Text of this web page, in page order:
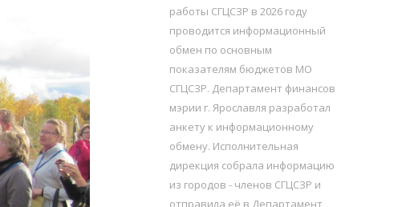
работы СГЦСЗР в 2026 году
проводится информационный
обмен по основным
показателям бюджетов МО
СГЦСЗР. Департамент финансов
мэрии г. Ярославля разработал
анкету к информационному
обмену. Исполнительная
дирекция собрала информацию
из городов - членов СГЦСЗР и
отправила её в Департамент